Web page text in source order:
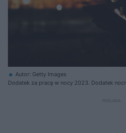
Autor: Getty Images
Dodatek za pracę w nocy 2023. Dodatek